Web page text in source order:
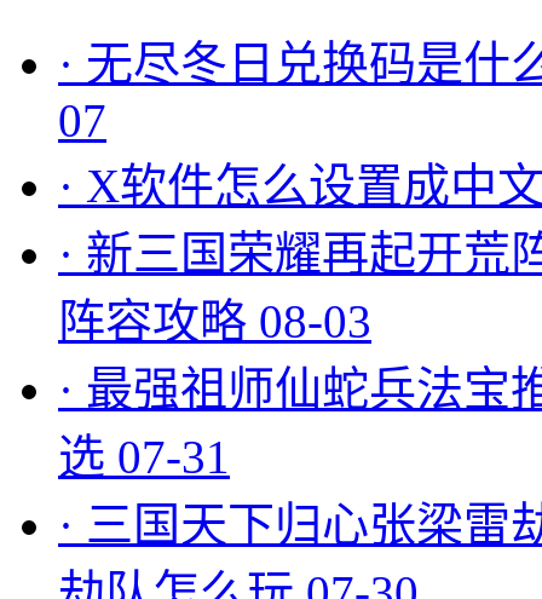
· 无尽冬日兑换码是什
07
· X软件怎么设置成中
· 新三国荣耀再起开荒
阵容攻略 08-03
· 最强祖师仙蛇兵法宝
选 07-31
· 三国天下归心张梁雷